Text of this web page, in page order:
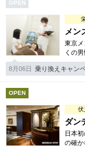
OPEN
メン
東京
くの
リニ
にな
8月06日 乗り換えキャン
OPEN
伏
ダン
日本
の確か